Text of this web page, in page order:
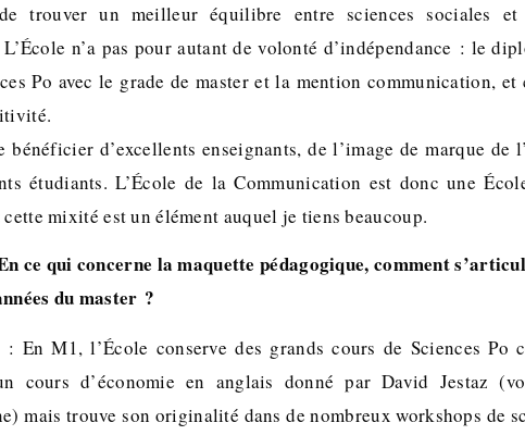
trouver un meilleur équilibre entre sciences sociales et
n’a pas pour autant de volonté d’indépendance : le
Po avec le grade de master et la mention communication, et
bénéficier d’excellents enseignants, de l’image de marque de
étudiants. L’École de la Communication est donc une
cette mixité est un élément auquel je tiens beaucoup.
ce qui concerne la maquette pédagogique, comment
du master ?
: En M1, l’École conserve des grands cours de Sciences Po
cours d’économie en anglais donné par David Jestaz
mais trouve son originalité dans de nombreux workshops de